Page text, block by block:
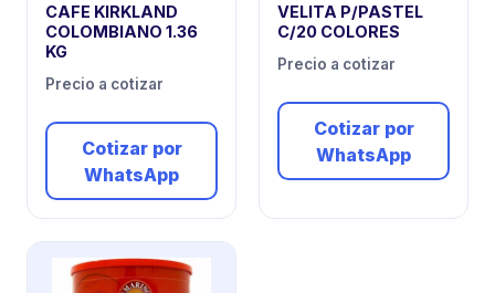
CAFE KIRKLAND
COLOMBIANO 1.36
KG
Precio a cotizar
Cotizar por
WhatsApp
VELITA P/PASTEL
C/20 COLORES
Precio a cotizar
Cotizar por
WhatsApp